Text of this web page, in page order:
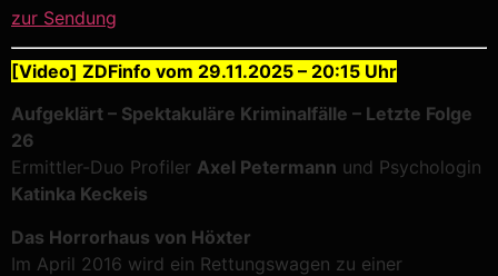
zur Sendung
[Video] ZDFinfo vom 29.11.2025 – 20:15 Uhr
Aufgeklärt – Spektakuläre Kriminalfälle – Letzte Folge
26
Ermittler-Duo Profiler Axel Petermann und Psychologin
Katinka Keckeis
Das Horrorhaus von Höxter
Im April 2016 wird ein Rettungswagen zu einer